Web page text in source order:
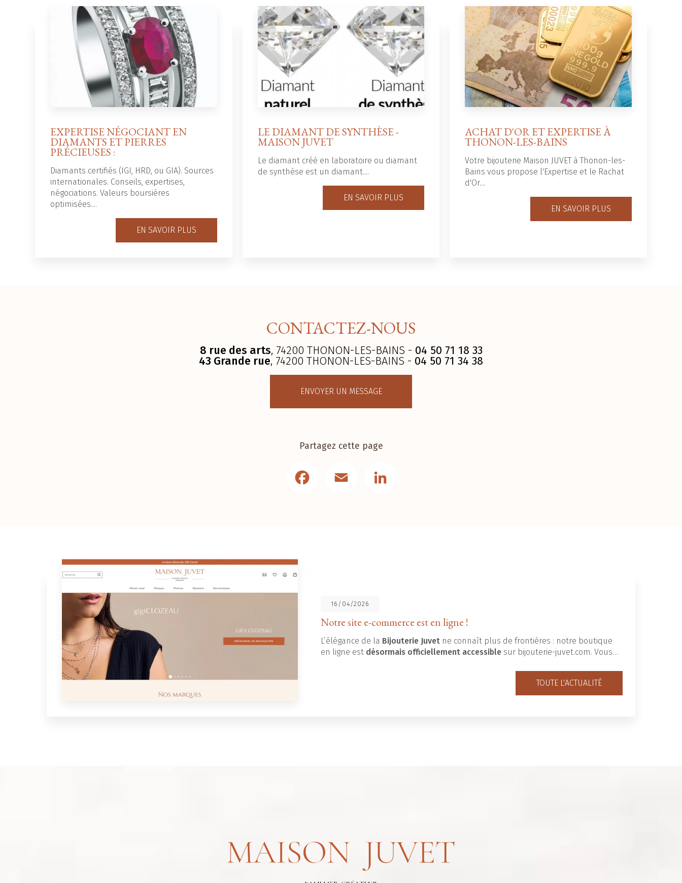
EXPERTISE NÉGOCIANT EN
DIAMANTS ET PIERRES
PRÉCIEUSES :
Diamants certifiés (IGI, HRD, ou GIA). Sources
internationales. Conseils, expertises,
négociations. Valeurs boursières
optimisées....
EN SAVOIR PLUS
LE DIAMANT DE SYNTHÈSE -
MAISON JUVET
Le diamant créé en laboratoire ou diamant
de synthèse est un diamant....
EN SAVOIR PLUS
ACHAT D'OR ET EXPERTISE À
THONON-LES-BAINS
Votre bijouterie Maison JUVET à Thonon-les-
Bains vous propose l'Expertise et le Rachat
d'Or....
EN SAVOIR PLUS
CONTACTEZ-NOUS
8 rue des arts, 74200 THONON-LES-BAINS - 04 50 71 18 33
43 Grande rue, 74200 THONON-LES-BAINS - 04 50 71 34 38
ENVOYER UN MESSAGE
Partagez cette page
16/04/2026
Notre site e-commerce est en ligne !
L’élégance de la Bijouterie Juvet ne connaît plus de frontières : notre boutique
en ligne est désormais officiellement accessible sur bijouterie-juvet.com. Vous…
TOUTE L'ACTUALITÉ